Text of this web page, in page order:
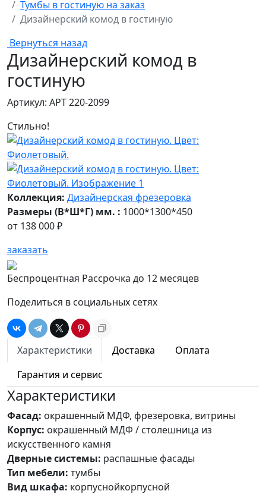
Тумбы в гостиную на заказ
Дизайнерский комод в гостиную
Вернуться назад
Дизайнерский комод в
гостиную
Артикул: АРТ 220-2099
Стильно!
Коллекция: Дизайнерская фрезеровка
Размеры (В*Ш*Г) мм. : 1000*1300*450
от 138 000 ₽
заказать
Беспроцентная Рассрочка до 12 месяцев
Поделиться в социальных сетях
Характеристики Доставка
Оплата
Гарантия и сервис
Характеристики
Фасад: окрашенный МДФ, фрезеровка, витрины
Корпус: окрашенный МДФ / столешница из
искусственного камня
Дверные системы: распашные фасады
Тип мебели: тумбы
Вид шкафа: корпуснойкорпусной